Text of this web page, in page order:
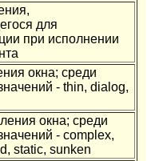
для
при исполнении
окна; среди
- thin, dialog,
окна; среди
- complex,
static, sunken